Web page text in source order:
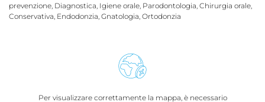
prevenzione, Diagnostica, Igiene orale, Parodontologia, Chirurgia orale,
Conservativa, Endodonzia, Gnatologia, Ortodonzia
Per visualizzare correttamente la mappa, è necessario